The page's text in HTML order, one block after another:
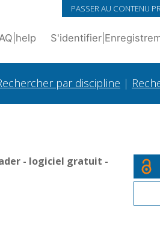
PASSER AU CONTENU
help S'identifier
par discipline |
- logiciel gratuit -